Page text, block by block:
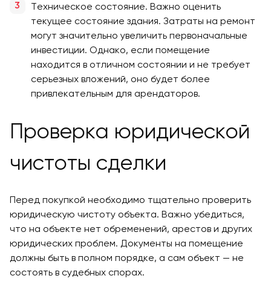
Техническое состояние. Важно оценить
текущее состояние здания. Затраты на ремонт
могут значительно увеличить первоначальные
инвестиции. Однако, если помещение
находится в отличном состоянии и не требует
серьезных вложений, оно будет более
привлекательным для арендаторов.
Проверка юридической
чистоты сделки
Перед покупкой необходимо тщательно проверить
юридическую чистоту объекта. Важно убедиться,
что на объекте нет обременений, арестов и других
юридических проблем. Документы на помещение
должны быть в полном порядке, а сам объект — не
состоять в судебных спорах.